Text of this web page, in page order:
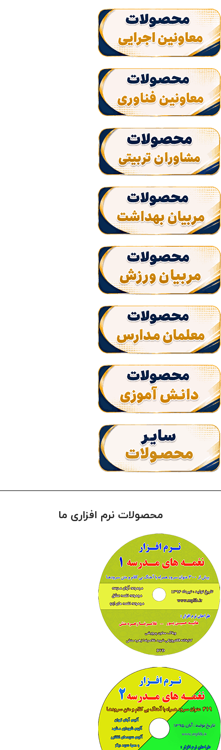
محصولات نرم افزاری ما